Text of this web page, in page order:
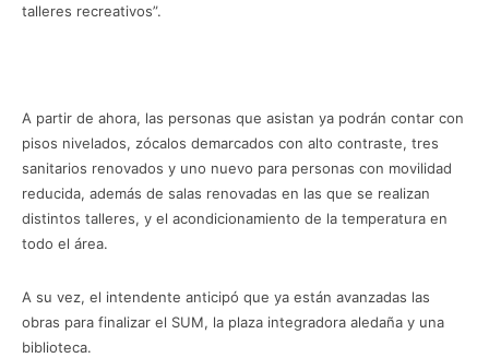
talleres recreativos”.
A partir de ahora, las personas que asistan ya podrán contar con
pisos nivelados, zócalos demarcados con alto contraste, tres
sanitarios renovados y uno nuevo para personas con movilidad
reducida, además de salas renovadas en las que se realizan
distintos talleres, y el acondicionamiento de la temperatura en
todo el área.
A su vez, el intendente anticipó que ya están avanzadas las
obras para finalizar el SUM, la plaza integradora aledaña y una
biblioteca.